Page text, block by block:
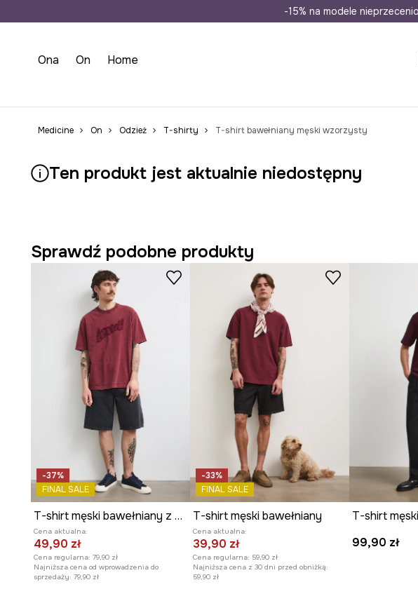
Wysyłka nawet w 24h
-15% na modele
Ona On Home
Medicine On Odzież T-shirty T-shirt bawełniany męski wzorzysty
Ten produkt jest aktualnie niedostępny
Sprawdź podobne produkty
-37%
FINAL SALE
T-shirt męski bawełniany z efektem sprania
Cena aktualna:
49,90 zł
Cena regularna: 79,90 zł
Najniższa cena od wprowadzenia do
sprzedaży: 79,90 zł
-33%
FINAL SALE
T-shirt męski bawełniany
Cena aktualna:
39,90 zł
Cena regularna: 59,90 zł
Najniższa cena z 30 dni przed obniżką:
59,90 zł
T-shirt
99,90 zł